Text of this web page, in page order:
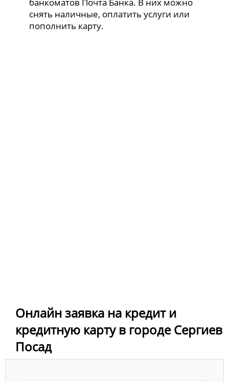
снять наличные, оплатить услуги или
пополнить карту.
Онлайн заявка на кредит и
кредитную карту в городе Сергиев
Посад